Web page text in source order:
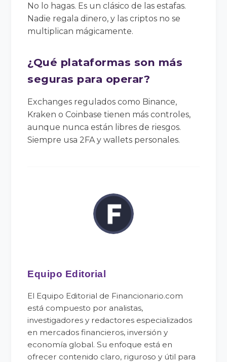
No lo hagas. Es un clásico de las estafas.
Nadie regala dinero, y las criptos no se
multiplican mágicamente.
¿Qué plataformas son más
seguras para operar?
Exchanges regulados como Binance,
Kraken o Coinbase tienen más controles,
aunque nunca están libres de riesgos.
Siempre usa 2FA y wallets personales.
Equipo Editorial
El Equipo Editorial de Financionario.com
está compuesto por analistas,
investigadores y redactores especializados
en mercados financieros, inversión y
economía global. Su enfoque está en
ofrecer contenido claro, riguroso y útil para